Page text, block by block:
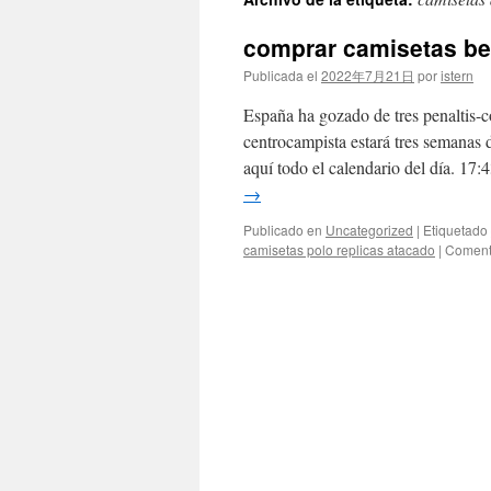
contenido
comprar camisetas
Publicada el 2022年7月21日 poristern
España ha gozado de tres
centrocampista estará tres
aquí todo el calendario del día.
→
Publicado en Uncategorized | Etiquetado
camisetas polo replicas atacado |